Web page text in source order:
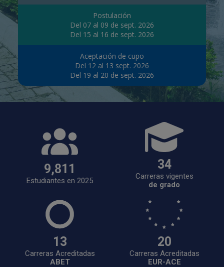
Postulación
Del 07 al 09 de sept. 2026
Del 15 al 16 de sept. 2026
Aceptación de cupo
Del 12 al 13 sept. 2026
Del 19 al 20 de sept. 2026
9,811
Estudiantes en 2025
34
Carreras vigentes
de grado
13
Carreras Acreditadas
ABET
20
Carreras Acreditadas
EUR-ACE